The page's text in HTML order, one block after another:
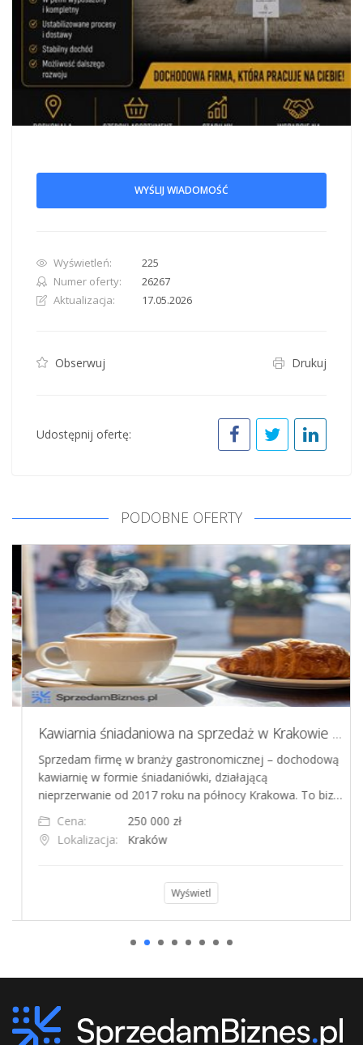
WYŚLIJ WIADOMOŚĆ
Wyświetleń:
225
Numer oferty:
26267
Aktualizacja:
17.05.2026
Obserwuj Drukuj
Udostępnij ofertę:
PODOBNE OFERTY
Kawiarnia śniadaniowa na sprzedaż w Krakowie - dochodowy biznes z potencjałem
Sprzedam firmę w branży gastronomicznej – dochodową
kawiarnię w formie śniadaniówki, działającą
nieprzerwanie od 2017 roku na północy Krakowa. To biz…
Cena:
250 000 zł
Lokalizacja:
Kraków
Wyświetl